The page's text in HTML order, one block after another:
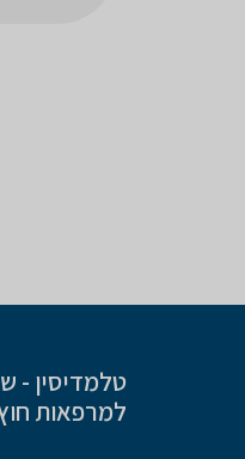
טלמדיסין -
למרפאות